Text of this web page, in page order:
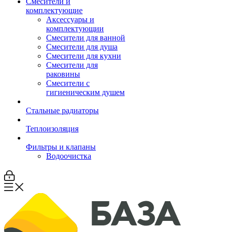
комплектующие
Аксессуары и
комплектующии
Смесители для ванной
Смесители для душа
Смесители для кухни
Смесители для
раковины
Смесители с
гигиеническим душем
Стальные радиаторы
Теплоизоляция
Фильтры и клапаны
Водоочистка